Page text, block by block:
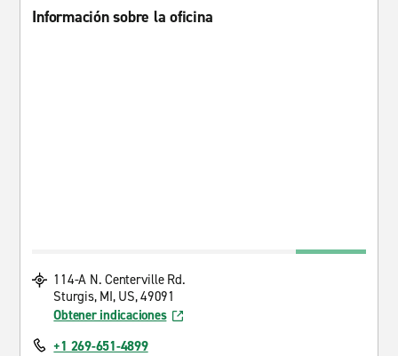
Información sobre la oficina
114-A N. Centerville Rd.
Sturgis, MI, US, 49091
Obtener indicaciones
+1 269-651-4899